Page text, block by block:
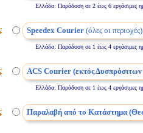
Ελλάδα: Παράδοση σε 2 έως 6 εργάσιμες
Speedex Courier(όλες οι περιοχές)
Ελλάδα: Παράδοση σε 1 έως 4 εργάσιμες
ACS Courier (εκτός
Ελλάδα: Παράδοση σε 1 έως 4 εργάσιμες
Παραλαβή από το Κατάστημα